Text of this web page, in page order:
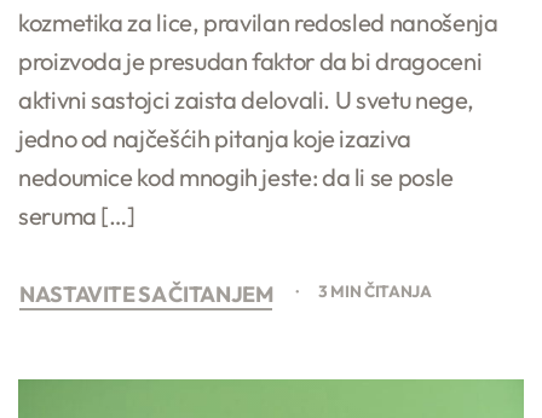
kozmetika za lice, pravilan redosled nanošenja
proizvoda je presudan faktor da bi dragoceni
aktivni sastojci zaista delovali. U svetu nege,
jedno od najčešćih pitanja koje izaziva
nedoumice kod mnogih jeste: da li se posle
seruma […]
NASTAVITE SA ČITANJEM 3 MIN ČITANJA